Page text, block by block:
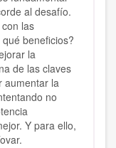
al desafío.
las
beneficios?
la
de las claves
aumentar la
no
Y para ello,